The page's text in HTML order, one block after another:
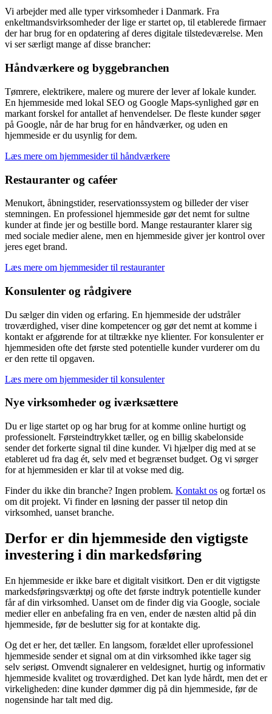
Vi arbejder med alle typer virksomheder i Danmark. Fra
enkeltmandsvirksomheder der lige er startet op, til etablerede firmaer
der har brug for en opdatering af deres digitale tilstedeværelse. Men
vi ser særligt mange af disse brancher:
Håndværkere og byggebranchen
Tømrere, elektrikere, malere og murere der lever af lokale kunder.
En hjemmeside med lokal SEO og Google Maps-synlighed gør en
markant forskel for antallet af henvendelser. De fleste kunder søger
på Google, når de har brug for en håndværker, og uden en
hjemmeside er du usynlig for dem.
Læs mere om hjemmesider til håndværkere
Restauranter og caféer
Menukort, åbningstider, reservationssystem og billeder der viser
stemningen. En professionel hjemmeside gør det nemt for sultne
kunder at finde jer og bestille bord. Mange restauranter klarer sig
med sociale medier alene, men en hjemmeside giver jer kontrol over
jeres eget brand.
Læs mere om hjemmesider til restauranter
Konsulenter og rådgivere
Du sælger din viden og erfaring. En hjemmeside der udstråler
troværdighed, viser dine kompetencer og gør det nemt at komme i
kontakt er afgørende for at tiltrække nye klienter. For konsulenter er
hjemmesiden ofte det første sted potentielle kunder vurderer om du
er den rette til opgaven.
Læs mere om hjemmesider til konsulenter
Nye virksomheder og iværksættere
Du er lige startet op og har brug for at komme online hurtigt og
professionelt. Førsteindtrykket tæller, og en billig skabelonside
sender det forkerte signal til dine kunder. Vi hjælper dig med at se
etableret ud fra dag ét, selv med et begrænset budget. Og vi sørger
for at hjemmesiden er klar til at vokse med dig.
Finder du ikke din branche? Ingen problem. Kontakt os og fortæl os
om dit projekt. Vi finder en løsning der passer til netop din
virksomhed, uanset branche.
Derfor er din hjemmeside den vigtigste
investering i din markedsføring
En hjemmeside er ikke bare et digitalt visitkort. Den er dit vigtigste
markedsføringsværktøj og ofte det første indtryk potentielle kunder
får af din virksomhed. Uanset om de finder dig via Google, sociale
medier eller en anbefaling fra en ven, ender de næsten altid på din
hjemmeside, før de beslutter sig for at kontakte dig.
Og det er her, det tæller. En langsom, forældet eller uprofessionel
hjemmeside sender et signal om at din virksomhed ikke tager sig
selv seriøst. Omvendt signalerer en veldesignet, hurtig og informativ
hjemmeside kvalitet og troværdighed. Det kan lyde hårdt, men det er
virkeligheden: dine kunder dømmer dig på din hjemmeside, før de
nogensinde har talt med dig.